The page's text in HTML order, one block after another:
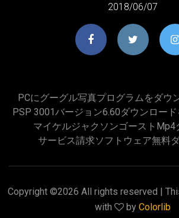
2018/06/07
PCにグーグル写真プログラムをダウ
PSP 3001バージョン6.60ダウンロー
マイケルジャクソンゴーストmp4
サービス請求ソフトウェア無料
Copyright ©2026 All rights reserved |
with
by Colorlib